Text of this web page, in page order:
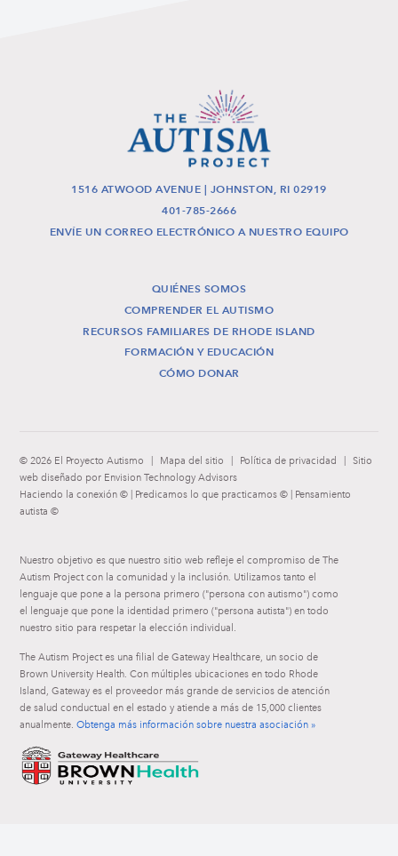
1516 ATWOOD AVENUE | JOHNSTON, RI 02919
401-785-2666
ENVÍE UN CORREO ELECTRÓNICO A NUESTRO EQUIPO
QUIÉNES SOMOS
COMPRENDER EL AUTISMO
RECURSOS FAMILIARES DE RHODE ISLAND
FORMACIÓN Y EDUCACIÓN
CÓMO DONAR
© 2026 El Proyecto Autismo | Mapa del sitio | Política de privacidad | Sitio
web diseñado por Envision Technology Advisors
Haciendo la conexión © | Predicamos lo que practicamos © | Pensamiento
autista ©
Nuestro objetivo es que nuestro sitio web refleje el compromiso de The
Autism Project con la comunidad y la inclusión. Utilizamos tanto el
lenguaje que pone a la persona primero ("persona con autismo") como
el lenguaje que pone la identidad primero ("persona autista") en todo
nuestro sitio para respetar la elección individual.
The Autism Project es una filial de Gateway Healthcare, un socio de
Brown University Health. Con múltiples ubicaciones en todo Rhode
Island, Gateway es el proveedor más grande de servicios de atención
de salud conductual en el estado y atiende a más de 15,000 clientes
anualmente.Obtenga más información sobre nuestra asociación »